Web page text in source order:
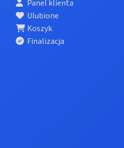
Panel klienta
Ulubione
Koszyk
Finalizacja